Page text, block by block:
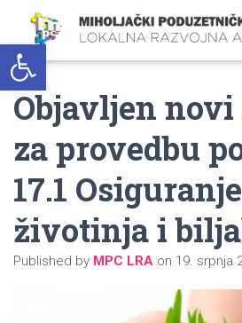
Open toolbar
Objavljen novi
za provedbu
17.1
životinja i
Published by MPC LRA on 19. srpnja